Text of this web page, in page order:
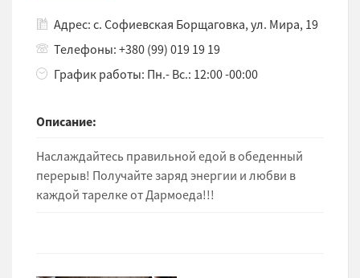
Адрес: с. Софиевская Борщаговка, ул. Мира, 19
Телефоны: +380 (99) 019 19 19
График работы: Пн.- Вс.: 12:00 -00:00
Описание:
Наслаждайтесь правильной едой в обеденный
перерыв! Получайте заряд энергии и любви в
каждой тарелке от Дармоеда!!!